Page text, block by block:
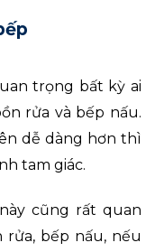
trọng bất kỳ ai
rửa và bếp nấu.
dễ dàng hơn thì
tam giác.
cũng rất quan
bếp nấu, nếu